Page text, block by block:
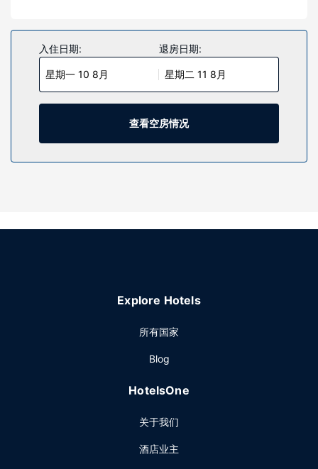
在大理高铁站温德姆戴斯酒店，您可以去餐厅享用美餐。
入住日期:
星期一 10 8月
退房日期:
星期二 11 8月
查看空房情况
Explore Hotels
所有国家
Blog
HotelsOne
关于我们
酒店业主